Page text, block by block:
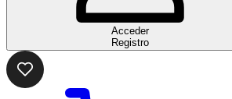
Acceder
Registro